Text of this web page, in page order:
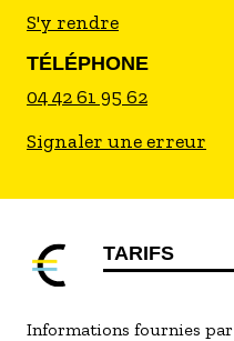
S'y rendre
TÉLÉPHONE
04 42 61 95 62
Signaler une erreur
TARIFS
Informations fournies par